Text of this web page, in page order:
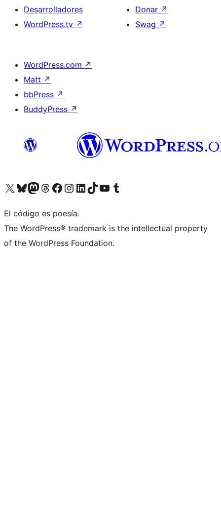
Desarrolladores
WordPress.tv ↗
Donar ↗
Swag ↗
WordPress.com ↗
Matt ↗
bbPress ↗
BuddyPress ↗
Visita nuestra cuenta de X (anteriormente Twitter)
Visita nuestra cuenta de Bluesky
Visita nuestra cuenta de Mastodon
Visita nuestra cuenta de Threads
Visita nuestra página de Facebook
Visita nuestra cuenta de Instagram
Visita nuestra cuenta de LinkedIn
Visita nuestra cuenta de TikTok
Visita nuestro canal de YouTube
Visita nuestra cuenta de Tumblr
El código es poesía.
The WordPress® trademark is the intellectual property
of the WordPress Foundation.